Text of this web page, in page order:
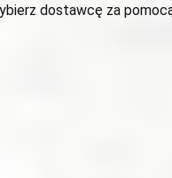
dostawcę za